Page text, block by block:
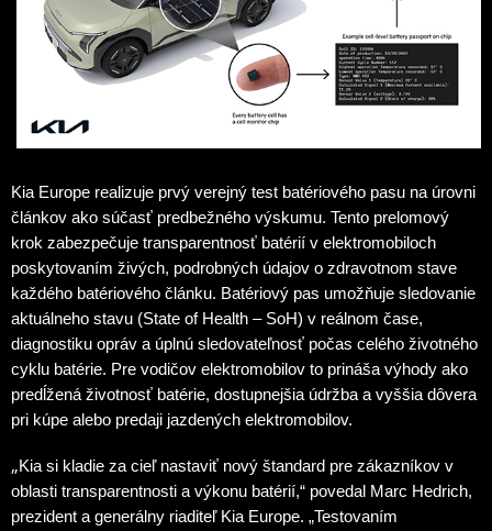
Kia Europe realizuje prvý verejný test batériového pasu na úrovni
článkov ako súčasť predbežného výskumu. Tento prelomový
krok zabezpečuje transparentnosť batérií v elektromobiloch
poskytovaním živých, podrobných údajov o zdravotnom stave
každého batériového článku. Batériový pas umožňuje sledovanie
aktuálneho stavu (State of Health – SoH) v reálnom čase,
diagnostiku opráv a úplnú sledovateľnosť počas celého životného
cyklu batérie. Pre vodičov elektromobilov to prináša výhody ako
predĺžená životnosť batérie, dostupnejšia údržba a vyššia dôvera
pri kúpe alebo predaji jazdených elektromobilov.
„Kia si kladie za cieľ nastaviť nový štandard pre zákazníkov v
oblasti transparentnosti a výkonu batérií,“ povedal Marc Hedrich,
prezident a generálny riaditeľ Kia Europe. „Testovaním